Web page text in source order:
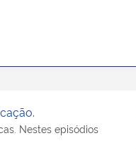
Nestes episódios